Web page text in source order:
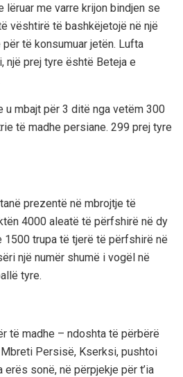
lëruar me varre krijon bindjen se
vështirë të bashkëjetojë në një
të konsumuar jetën. Lufta
një prej tyre është Beteja e
u mbajt për 3 ditë nga vetëm 300
të madhe persiane. 299 prej tyre
prezentë në mbrojtje të
4000 aleatë të përfshirë në dy
trupa të tjerë të përfshirë në
një numër shumë i vogël në
tyre.
të madhe – ndoshta të përbërë
Persisë, Kserksi, pushtoi
erës sonë, në përpjekje për t’ia